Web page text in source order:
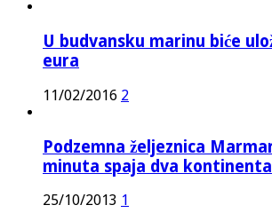
U budvansku marinu biće
eura
11/02/2016 2
Podzemna željeznica
minuta spaja dva kontinenta
25/10/2013 1